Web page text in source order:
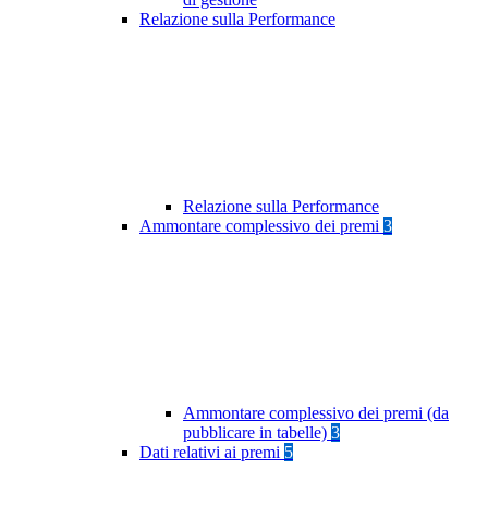
Relazione sulla Performance
Relazione sulla Performance
Ammontare complessivo dei premi 3
Ammontare complessivo dei premi (da
pubblicare in tabelle) 3
Dati relativi ai premi 5